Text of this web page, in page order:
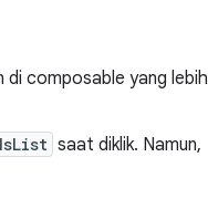
di composable yang lebih
saat diklik. Namun,